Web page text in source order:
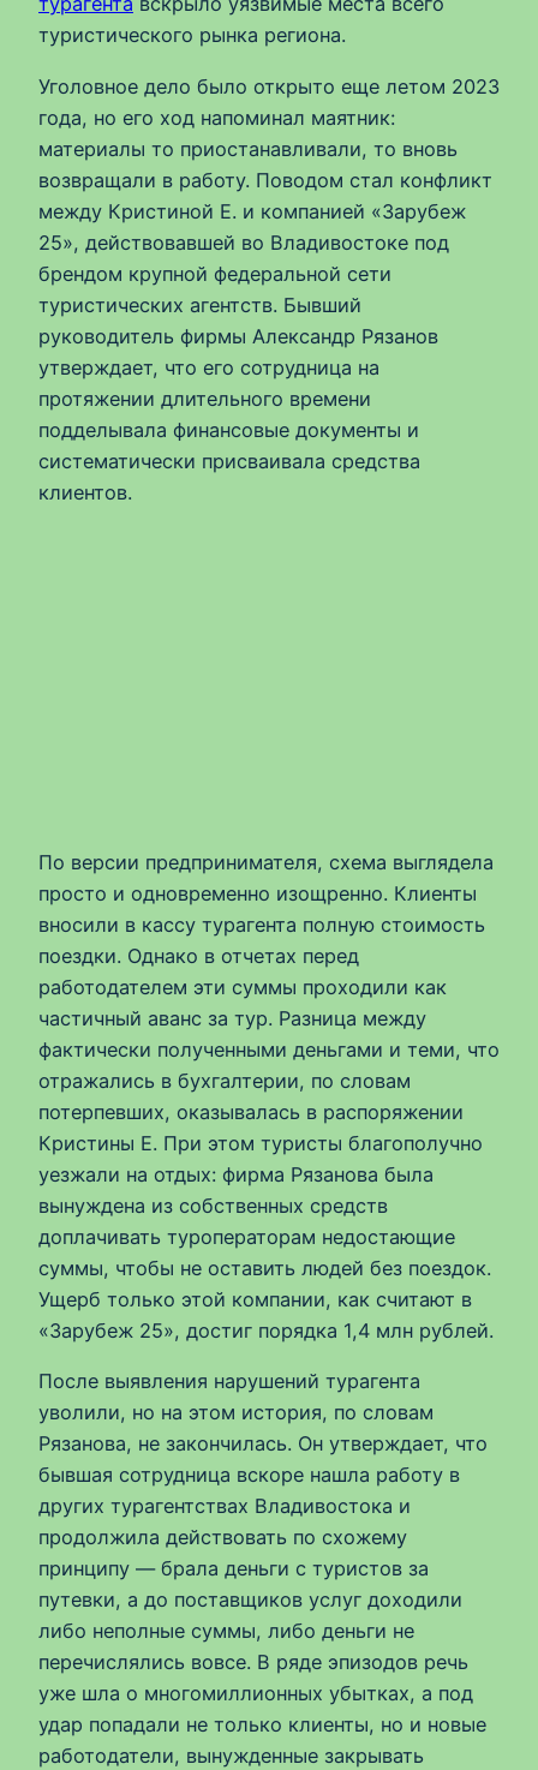
туристического рынка региона.
Уголовное дело было открыто еще летом 2023
года, но его ход напоминал маятник:
материалы то приостанавливали, то вновь
возвращали в работу. Поводом стал конфликт
между Кристиной Е. и компанией «Зарубеж
25», действовавшей во Владивостоке под
брендом крупной федеральной сети
туристических агентств. Бывший
руководитель фирмы Александр Рязанов
утверждает, что его сотрудница на
протяжении длительного времени
подделывала финансовые документы и
систематически присваивала средства
клиентов.
По версии предпринимателя, схема выглядела
просто и одновременно изощренно. Клиенты
вносили в кассу турагента полную стоимость
поездки. Однако в отчетах перед
работодателем эти суммы проходили как
частичный аванс за тур. Разница между
фактически полученными деньгами и теми, что
отражались в бухгалтерии, по словам
потерпевших, оказывалась в распоряжении
Кристины Е. При этом туристы благополучно
уезжали на отдых: фирма Рязанова была
вынуждена из собственных средств
доплачивать туроператорам недостающие
суммы, чтобы не оставить людей без поездок.
Ущерб только этой компании, как считают в
«Зарубеж 25», достиг порядка 1,4 млн рублей.
После выявления нарушений турагента
уволили, но на этом история, по словам
Рязанова, не закончилась. Он утверждает, что
бывшая сотрудница вскоре нашла работу в
других турагентствах Владивостока и
продолжила действовать по схожему
принципу — брала деньги с туристов за
путевки, а до поставщиков услуг доходили
либо неполные суммы, либо деньги не
перечислялись вовсе. В ряде эпизодов речь
уже шла о многомиллионных убытках, а под
удар попадали не только клиенты, но и новые
работодатели, вынужденные закрывать